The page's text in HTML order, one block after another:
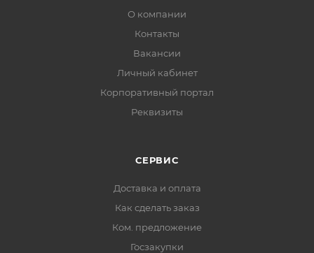
О компании
Контакты
Вакансии
Личный кабинет
Корпоративный портал
Реквизиты
СЕРВИС
Доставка и оплата
Как сделать заказ
Ком. предложение
Госзакупки